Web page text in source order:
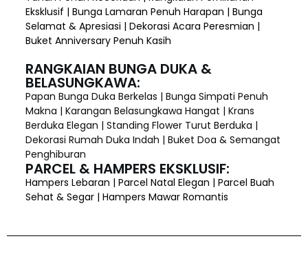
Eksklusif | Bunga Lamaran Penuh Harapan | Bunga
Selamat & Apresiasi | Dekorasi Acara Peresmian |
Buket Anniversary Penuh Kasih
RANGKAIAN BUNGA DUKA &
BELASUNGKAWA:
Papan Bunga Duka Berkelas | Bunga Simpati Penuh
Makna | Karangan Belasungkawa Hangat | Krans
Berduka Elegan | Standing Flower Turut Berduka |
Dekorasi Rumah Duka Indah | Buket Doa & Semangat
Penghiburan
PARCEL & HAMPERS EKSKLUSIF:
Hampers Lebaran | Parcel Natal Elegan | Parcel Buah
Sehat & Segar | Hampers Mawar Romantis